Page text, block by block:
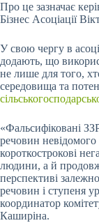
Про це зазначає
Бізнес Асоціації
У свою чергу в
додають, що
не лише для того,
середовища та
«Фальсифіковані
речовин
короткострокові
людини, а й
перспективі
речовин і ступеня
координатор
Каширіна.